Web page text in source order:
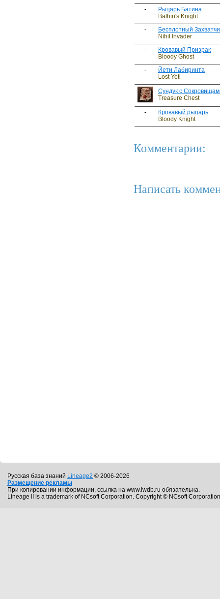
-
Рыцарь Батина
Bathin's Knight
-
Бесплотный
Nihil Invader
-
Кровавый Призрак
Bloody Ghost
-
Йети Лабиринта
Lost Yeti
Сундук с
Treasure Chest
-
Кровавый рыцарь
Bloody Knight
Комментарии:
Написать
Русская база знаний Lineage2 © 2006-2026
Размещение рекламы
При копировании информации, ссылка на www.lwdb.ru обязательна.
Lineage II is a trademark of NCsoft Corporation. Copyright © NCsoft